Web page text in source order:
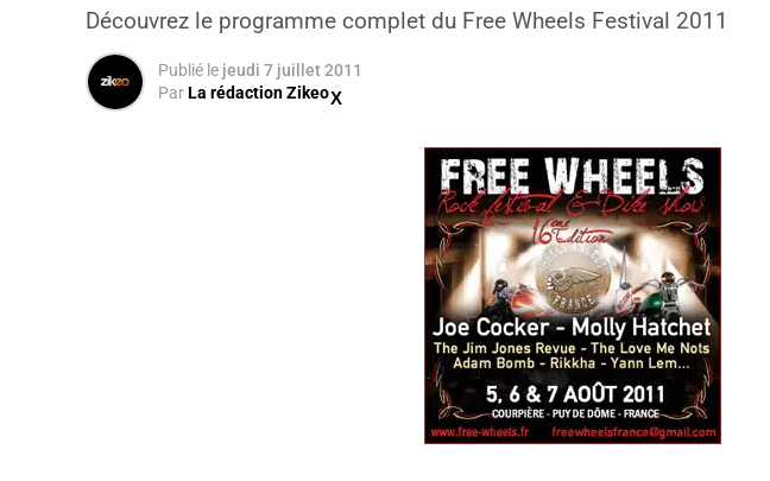
Découvrez le programme complet du Free Wheels Festival 2011
Publié le jeudi 7 juillet 2011
ParLa rédaction Zikeo